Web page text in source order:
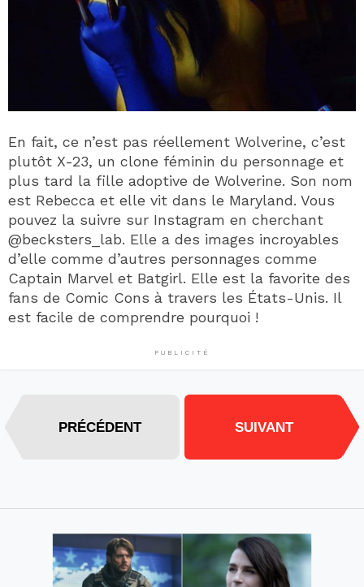
En fait, ce n’est pas réellement Wolverine, c’est
plutôt X-23, un clone féminin du personnage et
plus tard la fille adoptive de Wolverine. Son nom
est Rebecca et elle vit dans le Maryland. Vous
pouvez la suivre sur Instagram en cherchant
@becksters_lab. Elle a des images incroyables
d’elle comme d’autres personnages comme
Captain Marvel et Batgirl. Elle est la favorite des
fans de Comic Cons à travers les États-Unis. Il
est facile de comprendre pourquoi !
PUBLICITÉ
PRÉCÉDENT SUIVANT